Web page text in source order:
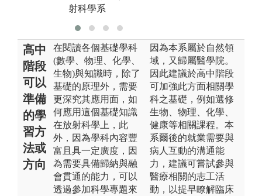
射科學系
高中
階段
可以
準備
的學
習方
法或
方向
在閱讀各個基礎學科
(數學、物理、化學、
生物)與知識時，除了
基礎的原理外，需要
更深究其應用面，如
何應用這個基礎知識
在放射科學上，此
外，因為學科內容豐
富且具一定廣度，因
為需要具備歸納與融
會貫通的能力，可以
透過參加科學專題來
因為本系屬於自然領
域，又歸屬醫學院。
因此建議於高中階段
可加強此方面相關學
科之基礎，例如選修
生物、物理、化學、
健康等相關課程。本
系爾後的就業需要與
病人互動的溝通能
力，建議可嘗試參與
醫療相關的志工活
動，以提早瞭解臨床